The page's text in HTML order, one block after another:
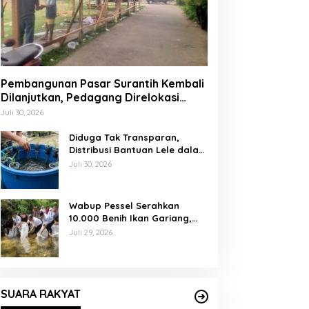
Pembangunan Pasar Surantih Kembali
Dilanjutkan, Pedagang Direlokasi
Sementara ke Lapangan Gadih
Juli 30, 2026
Diduga Tak Transparan,
Distribusi Bantuan Lele dalam
Ember di Koto Taratak Sutera
Juli 30, 2026
Wabup Pessel Serahkan
10.000 Benih Ikan Gariang,
Perkuat Restocking Sungai
Juli 29, 2026
SUARA RAKYAT